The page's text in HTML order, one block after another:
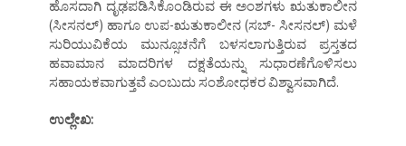
ಹೊಸದಾಗಿ ದೃಢಪಡಿಸಿಕೊಂಡಿರುವ ಈ ಅಂಶಗಳು ಋತುಕಾಲೀನ
(ಸೀಸನಲ್) ಹಾಗೂ ಉಪ-ಋತುಕಾಲೀನ (ಸಬ್- ಸೀಸನಲ್) ಮಳೆ
ಸುರಿಯುವಿಕೆಯ ಮುನ್ಸೂಚನೆಗೆ ಬಳಸಲಾಗುತ್ತಿರುವ ಪ್ರಸ್ತತದ
ಹವಾಮಾನ ಮಾದರಿಗಳ ದಕ್ಷತೆಯನ್ನು ಸುಧಾರಣೆಗೊಳಿಸಲು
ಸಹಾಯಕವಾಗುತ್ತವೆ ಎಂಬುದು ಸಂಶೋಧಕರ ವಿಶ್ವಾಸವಾಗಿದೆ.
ಉಲ್ಲೇಖ: